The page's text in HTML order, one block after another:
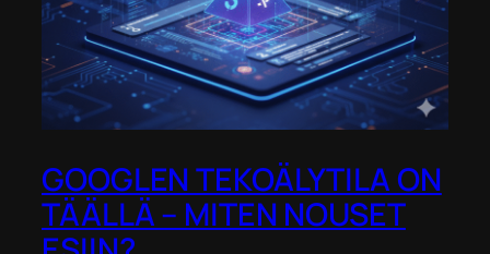
GOOGLEN TEKOÄLYTILA ON
TÄÄLLÄ – MITEN NOUSET